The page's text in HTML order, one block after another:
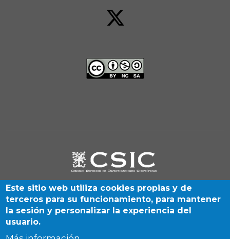
Este sitio web utiliza cookies propias y de
terceros para su funcionamiento, para mantener
la sesión y personalizar la experiencia del
usuario.